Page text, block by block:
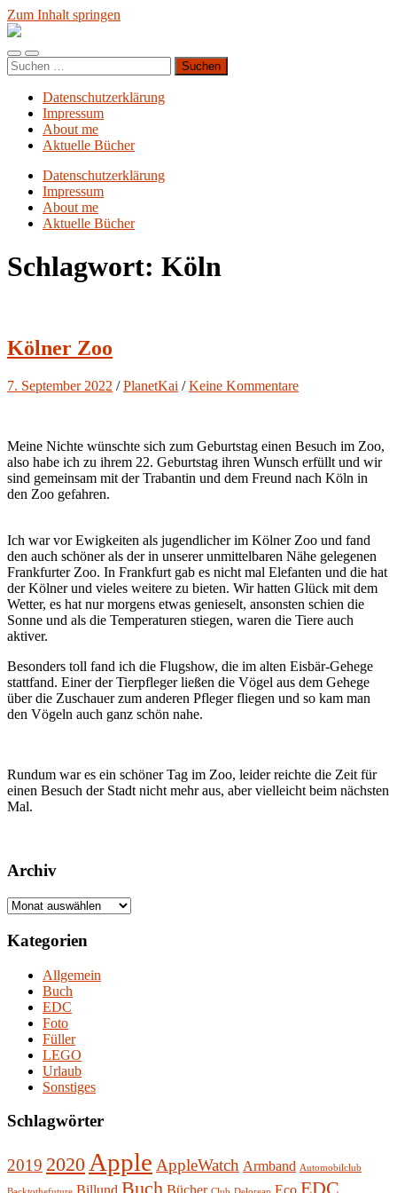
Zum Inhalt springen
Blog.Planet-
Mobile-
Menü
Suchfeld
ein-/ausblenden
Suchen
nach:
Datenschutzerklärung
Impressum
About me
Aktuelle Bücher
Datenschutzerklärung
Impressum
About me
Aktuelle Bücher
Schlagwort: Köln
Kölner Zoo
7. September 2022 /PlanetKai /Keine Kommentare
Meine Nichte wünschte sich zum Geburtstag einen Besuch im Zoo,
also habe ich zu ihrem 22. Geburtstag ihren Wunsch erfüllt und wir
sind gemeinsam mit der Trabantin und dem Freund nach Köln in
den Zoo gefahren.
Ich war vor Ewigkeiten als jugendlicher im Kölner Zoo und fand
den auch schöner als der in unserer unmittelbaren Nähe gelegenen
Frankfurter Zoo. In Frankfurt gab es nicht mal Elefanten und die hat
der Kölner und vieles weitere zu bieten. Wir hatten Glück mit dem
Wetter, es hat nur morgens etwas genieselt, ansonsten schien die
Sonne und als die Temperaturen stiegen, waren die Tiere auch
aktiver.
Besonders toll fand ich die Flugshow, die im alten Eisbär-Gehege
stattfand. Einer der Tierpfleger ließen die Vögel aus dem Gehege
über die Zuschauer zum anderen Pfleger fliegen und so kam man
den Vögeln auch ganz schön nahe.
Rundum war es ein schöner Tag im Zoo, leider reichte die Zeit für
einen Besuch der Stadt nicht mehr aus, aber vielleicht beim nächsten
Mal.
Archiv
Archiv
Kategorien
Allgemein
Buch
EDC
Foto
Füller
LEGO
Urlaub
Sonstiges
Schlagwörter
2019 2020 Apple AppleWatch Armband Automobilclub
Billund Buch Bücher Eco EDC